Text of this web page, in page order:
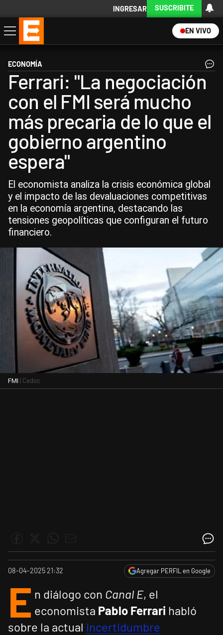
INGRESAR SUSCRIBITE
EN VIVO
Economía
Política
Internacional
Actualidad
Descargá la App
ECONOMÍA
Ferrari: "La negociación
con el FMI será mucho
más precaria de lo que el
gobierno argentino
espera"
El economista analiza la crisis económica global
y el impacto de las devaluaciones competitivas
en la economía argentina, destacando las
tensiones geopolíticas que configuran el futuro
financiero.
FMI | Cedoc
08-04-2025 21:32 Agregar PERFIL en Google
E n diálogo con Canal E, el
economista Pablo Ferrari habló
sobre la actual incertidumbre